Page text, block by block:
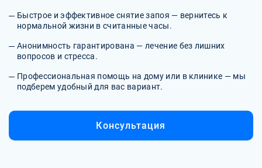
Быстрое и эффективное снятие запоя — вернитесь к
нормальной жизни в считанные часы.
Анонимность гарантирована — лечение без лишних
вопросов и стресса.
Профессиональная помощь на дому или в клинике — мы
подберем удобный для вас вариант.
Консультация